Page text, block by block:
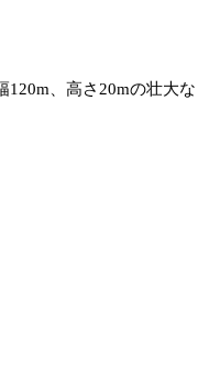
、高さ20mの壮大な